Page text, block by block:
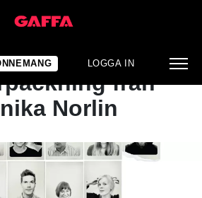
LOGGA IN
ALBUMRECENSION
lättillgänglig
från
Norlin